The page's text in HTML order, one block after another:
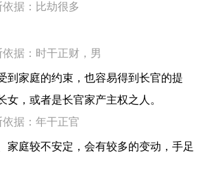
据：比劫很多
据：时干正财，男
到家庭的约束，也容易得到长官的提
女，或者是长官家产主权之人。
据：年干正官
家庭较不安定，会有较多的变动，手足